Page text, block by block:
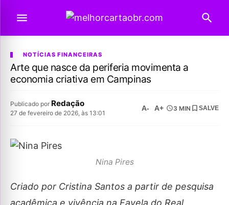
NOTÍCIAS FINANCEIRAS
Arte que nasce da periferia movimenta a
economia criativa em Campinas
Publicado por Redação
27 de fevereiro de 2026, às 13:01
A- A+ 3 MIN SALVE
Nina Pires
Criado por Cristina Santos a partir de pesquisa